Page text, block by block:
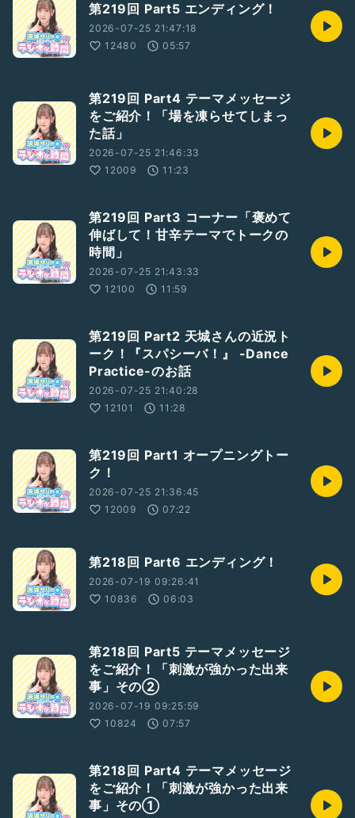
第219回 Part5 エンディング！
2026-07-25 21:47:18
12480
05:57
第219回 Part4 テーマメッセージ
をご紹介！「場を凍らせてしまっ
た話」
2026-07-25 21:46:33
12009
11:23
第219回 Part3 コーナー「褒めて
伸ばして！甘辛テーマでトークの
時間」
2026-07-25 21:43:33
12100
11:59
第219回 Part2 天城さんの近況ト
ーク！『スパシーバ！』 -Dance
Practice-のお話
2026-07-25 21:40:28
12101
11:28
第219回 Part1 オープニングトー
ク！
2026-07-25 21:36:45
12009
07:22
第218回 Part6 エンディング！
2026-07-19 09:26:41
10836
06:03
第218回 Part5 テーマメッセージ
をご紹介！「刺激が強かった出来
事」その②
2026-07-19 09:25:59
10824
07:57
第218回 Part4 テーマメッセージ
をご紹介！「刺激が強かった出来
事」その①